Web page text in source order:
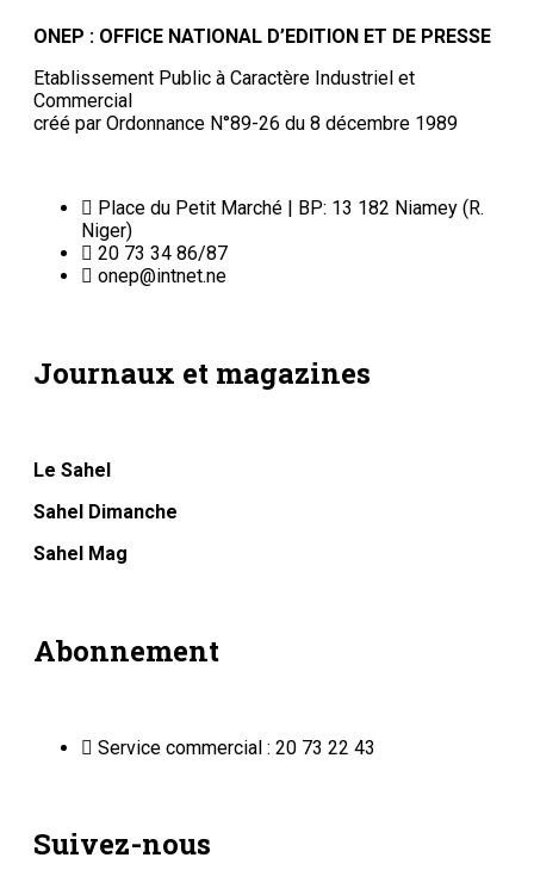
ONEP : OFFICE NATIONAL D’EDITION ET DE PRESSE
Etablissement Public à Caractère Industriel et
Commercial
créé par Ordonnance N°89-26 du 8 décembre 1989
Place du Petit Marché | BP: 13 182 Niamey (R.
Niger)
20 73 34 86/87
onep@intnet.ne
Journaux et magazines
Le Sahel
Sahel Dimanche
Sahel Mag
Abonnement
Service commercial : 20 73 22 43
Suivez-nous